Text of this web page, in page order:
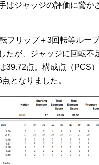
はジャッジの評価に驚か
フリップ＋3回転等ルー
たが、ジャッジに回転不
39.72点。構成点（PCS
となりました。